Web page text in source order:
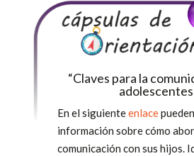
“Claves para la
En el siguienteenlace
información sobre cómo
comunicación con sus hijos.